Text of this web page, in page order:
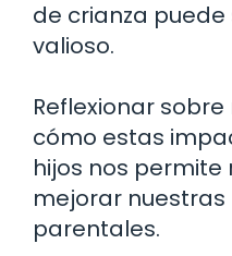
de crianza puede
valioso.
Reflexionar
cómo estas
hijos nos permite
mejorar
parentales.